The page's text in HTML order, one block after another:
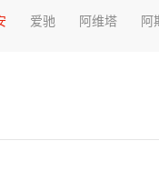
爱驰 阿维塔 阿